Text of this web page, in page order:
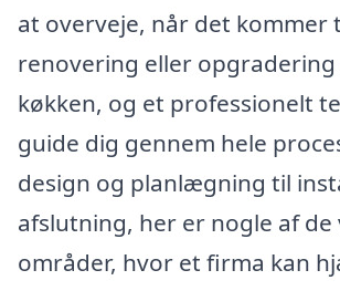
at overveje, når det kommer
renovering eller
køkken, og et professionelt
guide dig gennem hele
design og planlægning til
afslutning, her er nogle af
områder, hvor et firma kan